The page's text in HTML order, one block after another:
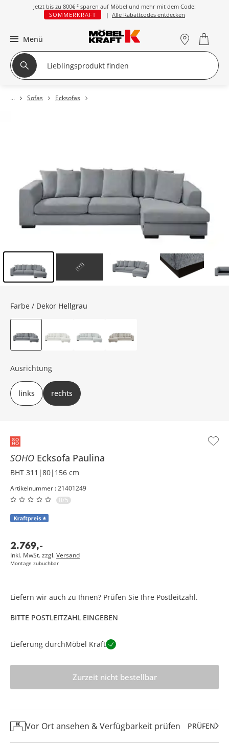
Jetzt bis zu 800€ ² sparen auf Möbel und mehr mit dem Code:
SOMMERKRAFT
| Alle Rabattcodes entdecken
Menü
Sofas Ecksofas
SOHO Ecksofa Paulina
BHT 311|80|156 cm
Artikelnummer : 21401249
0/5
2.769,-
Inkl. MwSt. zzgl.Versand
Montage zubuchbar
Farbe / Dekor Hellgrau
Ausrichtung
links rechts
Liefern wir auch zu Ihnen? Prüfen Sie Ihre Postleitzahl.
BITTE POSTLEITZAHL EINGEBEN
Lieferung durchMöbel Kraft
Zurzeit nicht bestellbar
Vor Ort ansehen & Verfügbarkeit prüfen PRÜFEN